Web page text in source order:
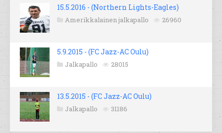
15.5.2016 - (Northern Lights-Eagles)
Amerikkalainen jalkapallo 26960
5.9.2015 - (FC Jazz-AC Oulu)
Jalkapallo 28015
13.5.2015 - (FC Jazz-AC Oulu)
Jalkapallo 31186